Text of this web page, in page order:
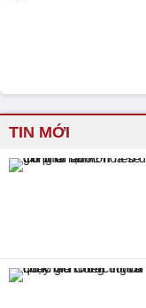
TIN MỚI